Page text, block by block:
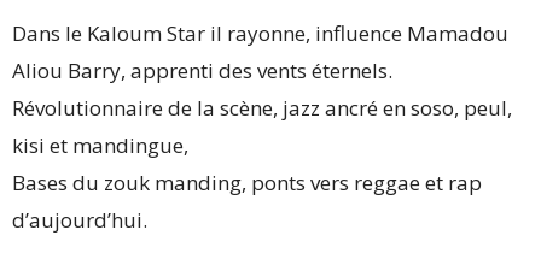
Dans le Kaloum Star il rayonne, influence Mamadou
Aliou Barry, apprenti des vents éternels.
Révolutionnaire de la scène, jazz ancré en soso, peul,
kisi et mandingue,
Bases du zouk manding, ponts vers reggae et rap
d’aujourd’hui.